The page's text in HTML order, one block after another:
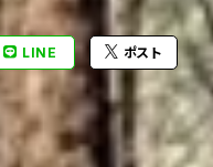
LINE ポスト